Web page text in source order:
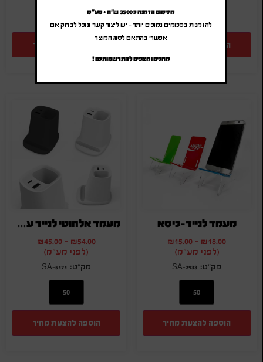
הוספה להצעת מחיר הוספה להצעת מחיר
מעמד לנייד-כיסא
₪18.00
-
₪15.00
(לפני מע"מ)
SA-2933
הוספה להצעת מחיר
מעמד אלחוטי לנייד עם כוס לעטים
₪54.00
-
₪45.00
(לפני מע"מ)
SA-5171
הוספה להצעת מחיר
מינימום הזמנה כ 3500 ש"ח + מע"מ
להזמנות בסכומים נמוכים יותר – יש ליצור קשר ונוכל לבדוק אם
אפשרי בהתאם לסוג המוצר
מחכים ומצפים להתרשמותכם !